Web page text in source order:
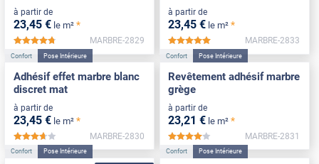
à partir de
23,45 € le m² *
*****
MARBRE-2829
à partir de
23,45 € le m² *
MARBRE-2833
Confort Pose Intérieure
Adhésif effet marbre blanc
discret mat
à partir de
23,45 € le m² *
*****
MARBRE-2830
Confort Pose Intérieure
Revêtement adhésif marbre
grège
à partir de
23,21 € le m² *
*****
MARBRE-2831
Confort Pose Intérieure Confort Pose Intérieure